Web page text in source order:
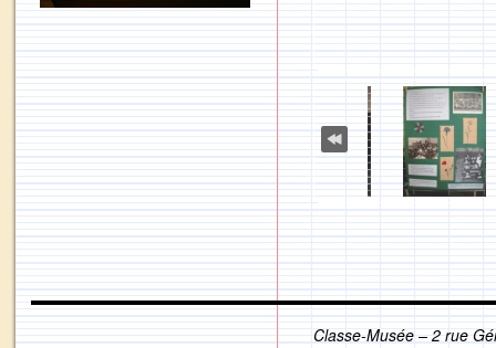
Classe-Musée – 2 rue